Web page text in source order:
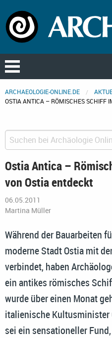
ARCHAEOLOGIE-ONLINE.DE
OSTIA ANTICA – RÖMISCHES SCHIFF
Ostia Antica –
von Ostia entdeckt
06.05.2011
Martina Müller
Während der Bauarbeiten
moderne Stadt Ostia mit
verbindet, haben
ein antikes römisches
wurde über einen Monat
italienische Kultusminister
sei ein sensationeller